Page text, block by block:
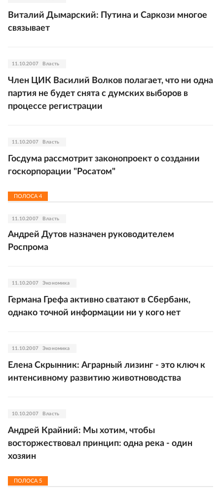
Виталий Дымарский: Путина и Саркози многое
связывает
11.10.2007 Власть
Член ЦИК Василий Волков полагает, что ни одна
партия не будет снята с думских выборов в
процессе регистрации
11.10.2007 Власть
Госдума рассмотрит законопроект о создании
госкорпорации "Росатом"
ПОЛОСА 4
11.10.2007 Власть
Андрей Дутов назначен руководителем
Роспрома
11.10.2007 Экономика
Германа Грефа активно сватают в Сбербанк,
однако точной информации ни у кого нет
11.10.2007 Экономика
Елена Скрынник: Аграрный лизинг - это ключ к
интенсивному развитию животноводства
10.10.2007 Власть
Андрей Крайний: Мы хотим, чтобы
восторжествовал принцип: одна река - один
хозяин
ПОЛОСА 5